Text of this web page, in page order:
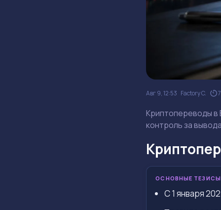
Авг 9, 12:53 Factory C.
Криптопереводы в
контроль за
ОСНОВНЫЕ ТЕЗИСЫ
С 1 января